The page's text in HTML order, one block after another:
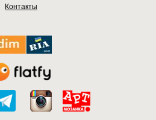
Контакты